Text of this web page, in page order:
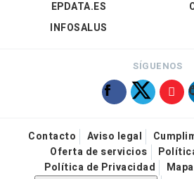
EPDATA.ES
INFOSALUS
SÍGUENOS
Contacto Aviso legal
Oferta de servicios
Política de Privacidad